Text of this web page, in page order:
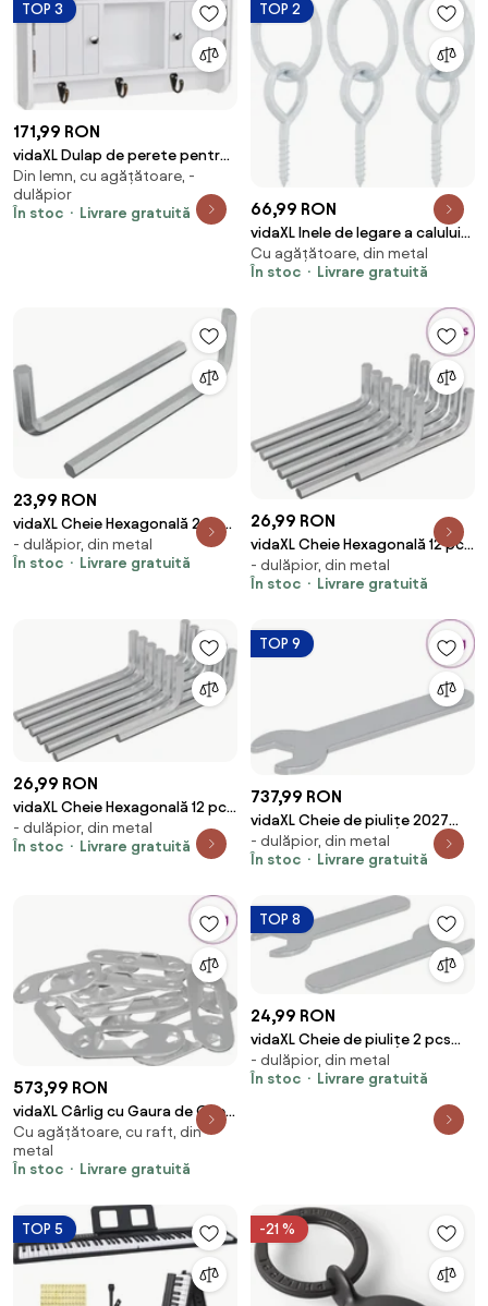
TOP 3
171,99 RON
vidaXL Dulap de perete pentru
chei și bijuterii, cu uși și cârlige
Din lemn, cu agățătoare, -
dulăpior
În stoc
Livrare gratuită
TOP 2
66,99 RON
vidaXL Inele de legare a calului
cu șuruburi cu ochi, 3 buc.,
argintiu, oțel
Cu agățătoare, din metal
În stoc
Livrare gratuită
23,99 RON
vidaXL Cheie Hexagonală 2 pcs
Argintiu 32 x 86 mm Oțel
- dulăpior, din metal
În stoc
Livrare gratuită
26,99 RON
vidaXL Cheie Hexagonală 12 pcs
Argintiu 32 x 86 mm Oțel
- dulăpior, din metal
În stoc
Livrare gratuită
26,99 RON
vidaXL Cheie Hexagonală 12 pcs
Argintiu 32 x 86 mm Oțel
- dulăpior, din metal
În stoc
Livrare gratuită
TOP 9
737,99 RON
vidaXL Cheie de piulițe 2027
pcs Argintiu 10 mm Fier
- dulăpior, din metal
În stoc
Livrare gratuită
573,99 RON
vidaXL Cârlig cu Gaura de Cheie
3673 pcs Argintiu 45 x 16 x 3.5
mm
Cu agățătoare, cu raft, din
metal
În stoc
Livrare gratuită
TOP 8
24,99 RON
vidaXL Cheie de piulițe 2 pcs
Argintiu 13 mm Fier
- dulăpior, din metal
În stoc
Livrare gratuită
TOP 5 -21 %